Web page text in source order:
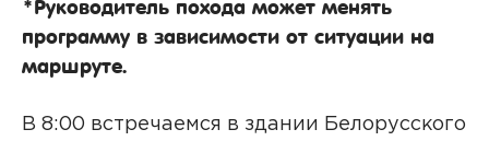
*Руководитель похода может менять
программу в зависимости от ситуации на
маршруте.
В 8:00 встречаемся в здании Белорусского